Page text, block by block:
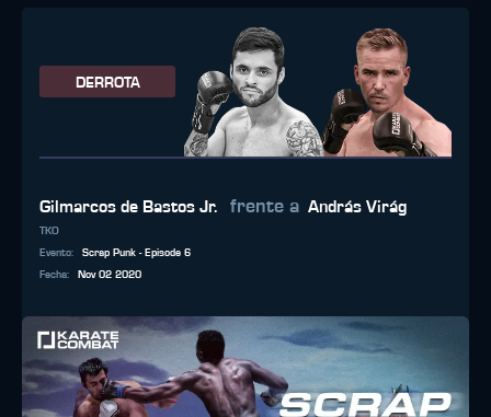
DERROTA
Gilmarcos de Bastos Jr. frente a András Virág
TKO
Evento:
Scrap Punk - Episode 6
Fecha: Nov 02 2020